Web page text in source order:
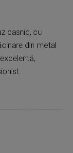
casnic, cu
din metal